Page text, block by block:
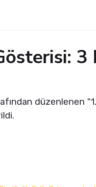
düzenlenen